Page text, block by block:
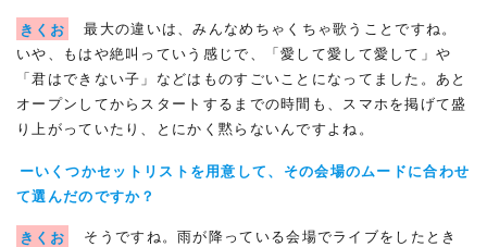
きくお
最大の違いは、みんなめちゃくちゃ歌うことですね。
いや、もはや絶叫っていう感じで、「愛して愛して愛して」や
「君はできない子」などはものすごいことになってました。あと
オープンしてからスタートするまでの時間も、スマホを掲げて盛
り上がっていたり、とにかく黙らないんですよね。
ーいくつかセットリストを用意して、その会場のムードに合わせ
て選んだのですか？
きくお
そうですね。雨が降っている会場でライブをしたとき